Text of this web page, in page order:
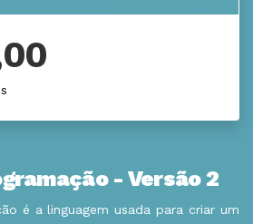
- Versão 2
é a linguagem usada para criar um